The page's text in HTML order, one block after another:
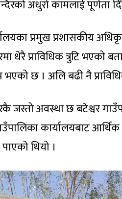
अधुरो कामलाई पूर्णता
प्रमुख प्रशासकीय
धेरै प्राविधिक त्रुटि
छ । अलि बढी नै
जस्तो अवस्था छ बटेश्वर
कार्यालयबाट
थियो ।